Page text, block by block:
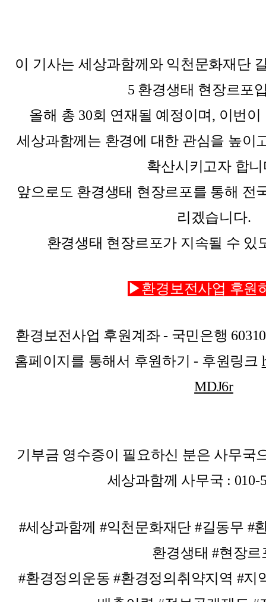
이 기사는 세상과함께와 익천문화재단
5 환경생태 현장르포
올해 총 30회 연재될 예정이며, 이번
세상과함께는 환경에 대한 관심을 높이
확산시키고자 합니
앞으로도 환경생태 현장르포를 통해 전
리겠습니다.
환경생태 현장르포가 지속될 수 있
▶환경보전사업 후원
환경보전사업 후원계좌 - 국민은행
홈페이지를 통해서 후원하기 - 후원링크
MDJ6r
기부금 영수증이 필요하신 분은 사무국
세상과함께 사무국 : 010-
#세상과함께 #익천문화재단 #길동무 #
환경생태 #현장르
#환경정의운동 #환경정의취약지역 #지